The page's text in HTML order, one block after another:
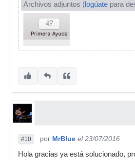
Archivos adjuntos (logúate para
#10 por MrBlue el 23/07/2016
Hola gracias ya está solucionado,